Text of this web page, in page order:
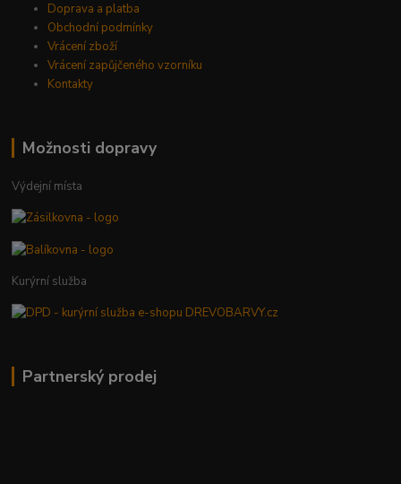
Doprava a platba
Obchodní podmínky
Vrácení zboží
Vrácení zapůjčeného vzorníku
Kontakty
Možnosti dopravy
Výdejní místa
Kurýrní služba
Partnerský prodej